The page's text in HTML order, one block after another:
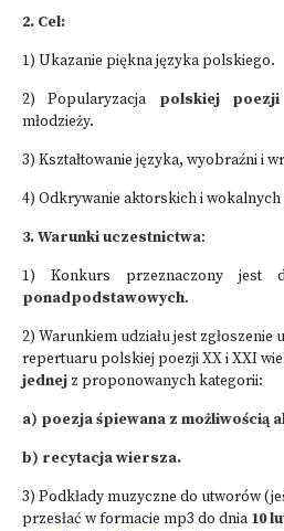
2. Cel:
1) Ukazanie piękna języka polskiego.
2) Popularyzacja polskiej
młodzieży.
3) Kształtowanie języka, wyobraźni i
4) Odkrywanie aktorskich i wokalnych
3. Warunki uczestnictwa:
1) Konkurs przeznaczony jest
ponadpodstawowych.
2) Warunkiem udziału jest
repertuaru polskiej poezji XX i XXI
jednej z proponowanych kategorii:
a) poezja śpiewana z możliwością
b) recytacja wiersza.
3) Podkłady muzyczne do utworów
przesłać w formacie mp3 do dnia 10